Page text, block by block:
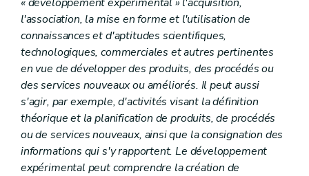
Art. 49
Section 7 (Des subventions portant sur les innovations d'organisation
Art. 50
Art. 51
Art. 52
Art. 53
Section 8 (Des subventions portant sur les services de conseil en matière d'innovation et d'appui à l'innovation
Art. 54
Art. 55
Art. 56
Art. 57
Section 9 (Des subventions portant sur un projet d'acquisition d'une infrastructure de recherche
Art. 58
l'association, la mise en forme et l'utilisation de
connaissances et d'aptitudes scientifiques,
technologiques, commerciales et autres pertinentes
en vue de développer des produits, des procédés ou
des services nouveaux ou améliorés. Il peut aussi
s'agir, par exemple, d'activités visant la définition
théorique et la planification de produits, de procédés
ou de services nouveaux, ainsi que la consignation des
informations qui s'y rapportent. Le développement
expérimental peut comprendre la création de